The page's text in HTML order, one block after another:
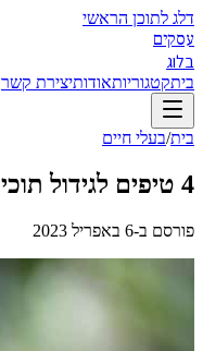
דלג לתוכן הראשי
עסקים
בלוג
ביתקטגוריותאודותיצירת קשר
בית/בעלי חיים
4 טיפים לגידול תוכי בבית
פורסם ב-6 באפריל 2023